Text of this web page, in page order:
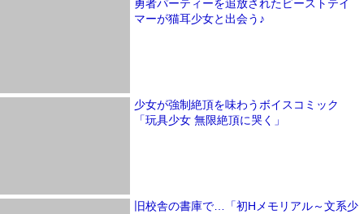
勇者パーティーを追放されたビーストテイ
マーが猫耳少女と出会う♪
少女が強制絶頂を味わうボイスコミック
「玩具少女 無限絶頂に哭く」
旧校舎の書庫で…「初Hメモリアル～文系少